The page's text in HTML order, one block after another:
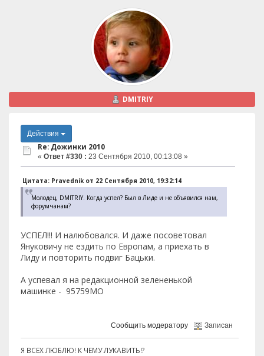
DMITRIY
Действия
Re: Дожинки 2010
« Ответ #330 : 23 Сентября 2010, 00:13:08 »
Цитата: Pravednik от 22 Сентября 2010, 19:32:14
Молодец, DMITRIY. Когда успел? Был в Лиде и не объявился нам,
форумчанам?
УСПЕЛ!!! И налюбовался. И даже посоветовал
Януковичу не ездить по Европам, а приехать в
Лиду и повторить подвиг Бацьки.
А успевал я на редакционной зелененькой
машинке - 95759МО
Сообщить модератору Записан
Я ВСЕХ ЛЮБЛЮ! К ЧЕМУ ЛУКАВИТЬ!?